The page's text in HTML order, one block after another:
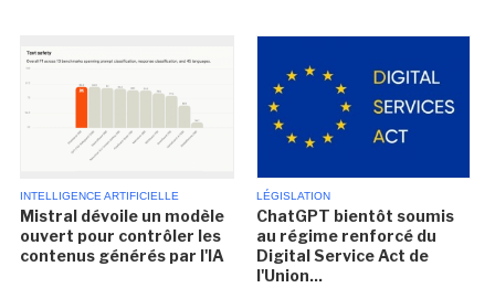
INTELLIGENCE ARTIFICIELLE
Mistral dévoile un modèle
ouvert pour contrôler les
contenus générés par l'IA
LÉGISLATION
ChatGPT bientôt soumis
au régime renforcé du
Digital Service Act de
l'Union...